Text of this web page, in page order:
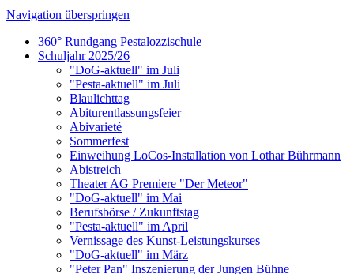
Navigation überspringen
360° Rundgang Pestalozzischule
Schuljahr 2025/26
"DoG-aktuell" im Juli
"Pesta-aktuell" im Juli
Blaulichttag
Abiturentlassungsfeier
Abivarieté
Sommerfest
Einweihung LoCos-Installation von Lothar Bührmann
Abistreich
Theater AG Premiere "Der Meteor"
"DoG-aktuell" im Mai
Berufsbörse / Zukunftstag
"Pesta-aktuell" im April
Vernissage des Kunst-Leistungskurses
"DoG-aktuell" im März
"Peter Pan" Inszenierung der Jungen Bühne